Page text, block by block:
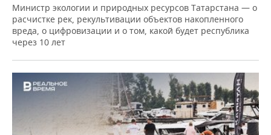
Министр экологии и природных ресурсов Татарстана — о
расчистке рек, рекультивации объектов накопленного
вреда, о цифровизации и о том, какой будет республика
через 10 лет